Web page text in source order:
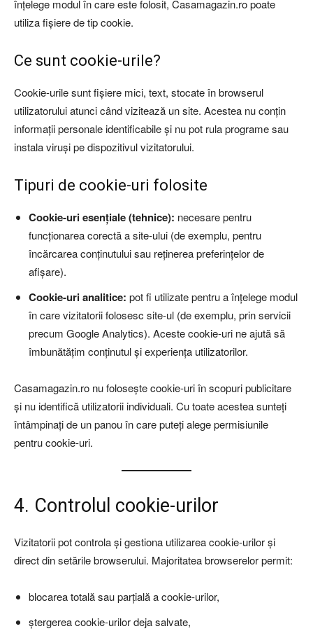
înțelege modul în care este folosit, Casamagazin.ro poate
utiliza fișiere de tip cookie.
Ce sunt cookie-urile?
Cookie-urile sunt fișiere mici, text, stocate în browserul
utilizatorului atunci când vizitează un site. Acestea nu conțin
informații personale identificabile și nu pot rula programe sau
instala viruși pe dispozitivul vizitatorului.
Tipuri de cookie-uri folosite
Cookie-uri esențiale (tehnice): necesare pentru
funcționarea corectă a site-ului (de exemplu, pentru
încărcarea conținutului sau reținerea preferințelor de
afișare).
Cookie-uri analitice: pot fi utilizate pentru a înțelege modul
în care vizitatorii folosesc site-ul (de exemplu, prin servicii
precum Google Analytics). Aceste cookie-uri ne ajută să
îmbunătățim conținutul și experiența utilizatorilor.
Casamagazin.ro nu folosește cookie-uri în scopuri publicitare
și nu identifică utilizatorii individuali. Cu toate acestea sunteți
întâmpinați de un panou în care puteți alege permisiunile
pentru cookie-uri.
4. Controlul cookie-urilor
Vizitatorii pot controla și gestiona utilizarea cookie-urilor și
direct din setările browserului. Majoritatea browserelor permit:
blocarea totală sau parțială a cookie-urilor,
ștergerea cookie-urilor deja salvate,